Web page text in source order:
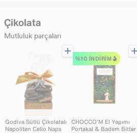
Godiva Sütlü Çikolatalı
Napoliten Cello Naps
CHOCCO'M El Yapımı
Portakal & Badem Bitter
%10 İNDIRIM
Çikolata
Mutluluk parçaları